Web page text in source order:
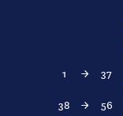
1 → 37
38
→ 56